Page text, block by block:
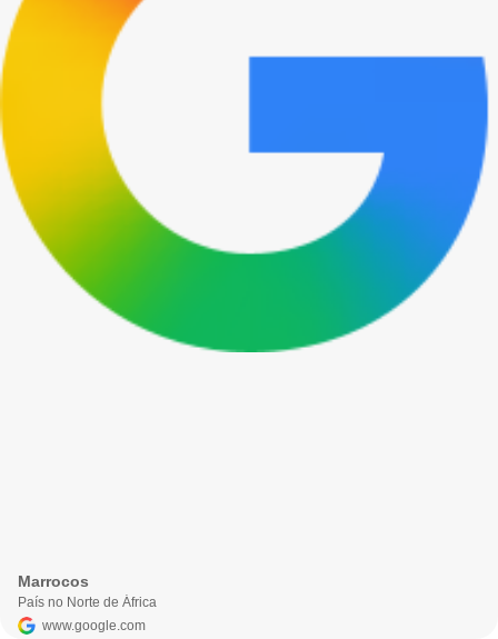
Marrocos
País no Norte de África
www.google.com